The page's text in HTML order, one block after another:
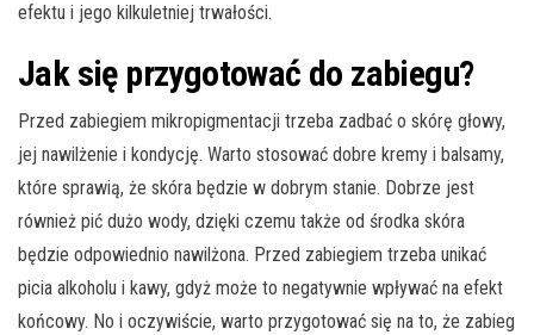
efektu i jego kilkuletniej trwałości.
Jak się przygotować do zabiegu?
Przed zabiegiem mikropigmentacji trzeba zadbać o skórę głowy,
jej nawilżenie i kondycję. Warto stosować dobre kremy i balsamy,
które sprawią, że skóra będzie w dobrym stanie. Dobrze jest
również pić dużo wody, dzięki czemu także od środka skóra
będzie odpowiednio nawilżona. Przed zabiegiem trzeba unikać
picia alkoholu i kawy, gdyż może to negatywnie wpływać na efekt
końcowy. No i oczywiście, warto przygotować się na to, że zabieg